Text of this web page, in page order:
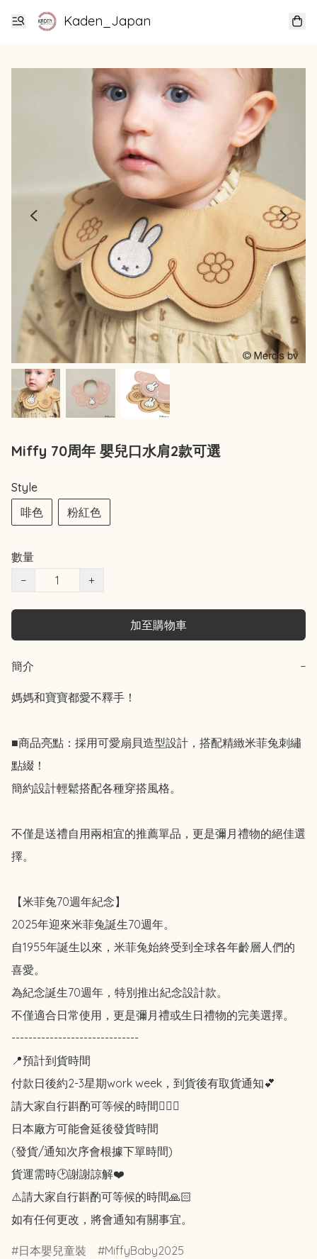
Kaden_Japan
Miffy 70周年 嬰兒口水肩2款可選
Style
啡色
粉紅色
數量
−
+
加至購物車
簡介 −
媽媽和寶寶都愛不釋手！
■商品亮點：採用可愛扇貝造型設計，搭配精緻米菲兔刺繡
點綴！
簡約設計輕鬆搭配各種穿搭風格。
不僅是送禮自用兩相宜的推薦單品，更是彌月禮物的絕佳選
擇。
【米菲兔70週年紀念】
2025年迎來米菲兔誕生70週年。
自1955年誕生以來，米菲兔始終受到全球各年齡層人們的
喜愛。
為紀念誕生70週年，特別推出紀念設計款。
不僅適合日常使用，更是彌月禮或生日禮物的完美選擇。
------------------------------
📍預計到貨時間
付款日後約2-3星期work week，到貨後有取貨通知💕
請大家自行斟酌可等候的時間🙇🏻‍♀️
日本廠方可能會延後發貨時間
(發貨/通知次序會根據下單時間)
貨運需時🕑謝謝諒解❤️
⚠️請大家自行斟酌可等候的時間🙏🏻
如有任何更改，將會通知有關事宜。
日本嬰兒童裝 MiffyBaby2025